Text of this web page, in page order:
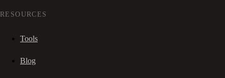
RESOURCES
Tools
Blog